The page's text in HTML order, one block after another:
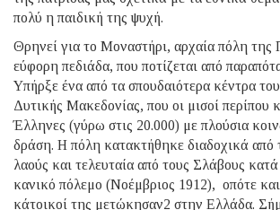
πολύ η παιδική της ψυχή.
Θρηνεί για το Μοναστήρι, αρχαία πόλη της
εύφορη πεδιάδα, που ποτίζεται από
Υπήρξε ένα από τα σπουδαιό­τερα κέντρα
Δυτικής Μακεδονίας, που οι μισοί περίπου
Έλληνες (γύρω στις 20.000) με πλούσια
δράση. Η πόλη κατακτήθηκε διαδοχικά από
λαούς και τελευταία από τους Σλάβους
κανικό πόλεμο (Νοέμβριος 1912), οπότε
κάτοικοί της μετώκησαν2 στην Ελλάδα.